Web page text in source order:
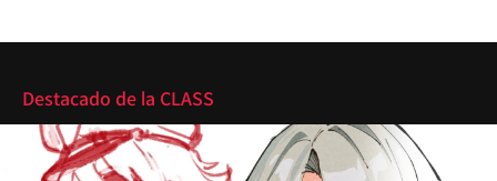
Destacado de la CLASS